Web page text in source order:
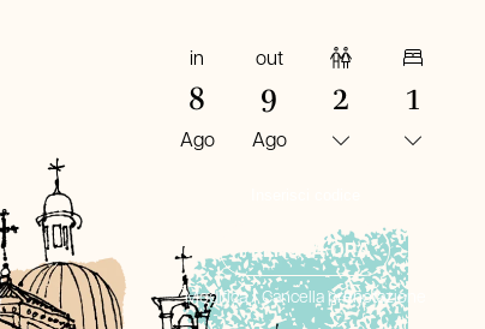
in
8
Ago
out
9
Ago
Adulti
2
Camere
1
PRENOTA ORA
Modifica / Cancella prenotazione